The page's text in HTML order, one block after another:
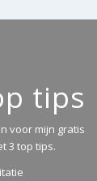
tips
voor mijn gratis
3 top tips.